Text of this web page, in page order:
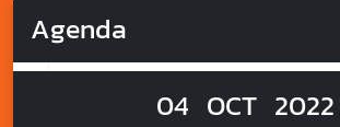
Agenda
04 OCT 2022